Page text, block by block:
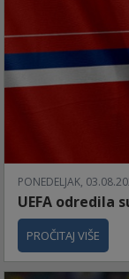
PONEDELJAK,
UEFA odredila
PROČITAJ VIŠE